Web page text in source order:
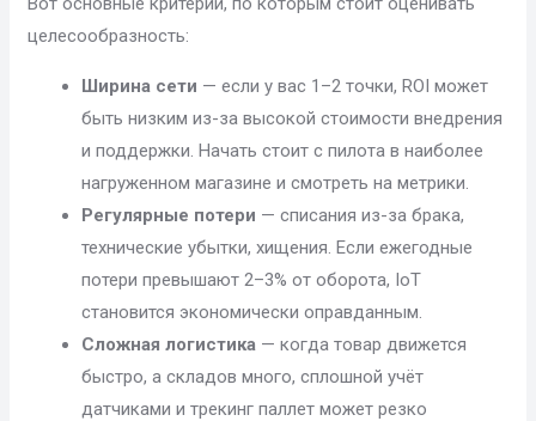
целесообразность:
Ширина сети — если у вас 1–2 точки, ROI может
быть низким из-за высокой стоимости внедрения
и поддержки. Начать стоит с пилота в наиболее
нагруженном магазине и смотреть на метрики.
Регулярные потери — списания из-за брака,
технические убытки, хищения. Если ежегодные
потери превышают 2–3% от оборота, IoT
становится экономически оправданным.
Сложная логистика — когда товар движется
быстро, а складов много, сплошной учёт
датчиками и трекинг паллет может резко